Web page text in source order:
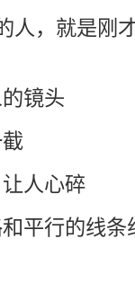
人，就是刚
象的镜头
一截
，让人心碎
和平行的